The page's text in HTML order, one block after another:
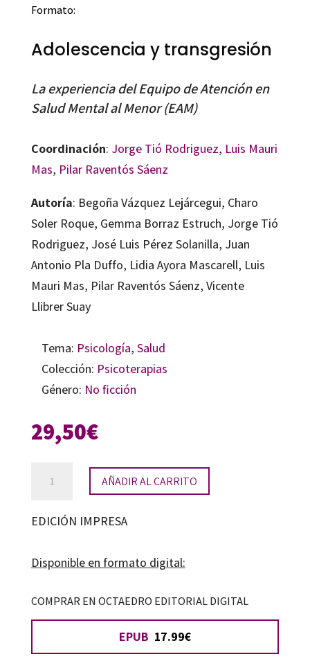
Formato:
Adolescencia y transgresión
La experiencia del Equipo de Atención en
Salud Mental al Menor (EAM)
Coordinación: Jorge Tió Rodriguez, Luis Mauri
Mas, Pilar Raventós Sáenz
Autoría: Begoña Vázquez Lejárcegui, Charo
Soler Roque, Gemma Borraz Estruch, Jorge Tió
Rodriguez, José Luis Pérez Solanilla, Juan
Antonio Pla Duffo, Lidia Ayora Mascarell, Luis
Mauri Mas, Pilar Raventós Sáenz, Vicente
Llibrer Suay
Tema: Psicología, Salud
Colección: Psicoterapias
Género: No ficción
29,50€
Adolescencia
transgresión
AÑADIR AL CARRITO
EDICIÓN IMPRESA
Disponible en formato digital:
COMPRAR EN OCTAEDRO EDITORIAL DIGITAL
EPUB 17.99€